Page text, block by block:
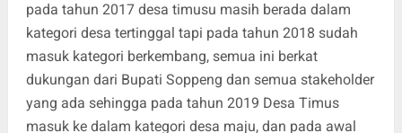
pada tahun 2017 desa timusu masih berada dalam
kategori desa tertinggal tapi pada tahun 2018 sudah
masuk kategori berkembang, semua ini berkat
dukungan dari Bupati Soppeng dan semua stakeholder
yang ada sehingga pada tahun 2019 Desa Timus
masuk ke dalam kategori desa maju, dan pada awal